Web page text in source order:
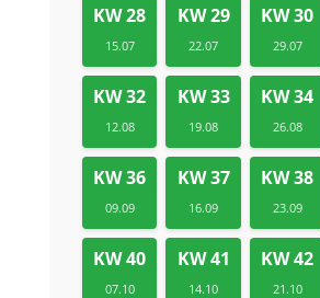
KW 28
15.07
KW 29
22.07
KW 30
29.07
KW 32
12.08
KW 33
19.08
KW 34
26.08
KW 36
09.09
KW 37
16.09
KW 38
23.09
KW 40
07.10
KW 41
14.10
KW 42
21.10